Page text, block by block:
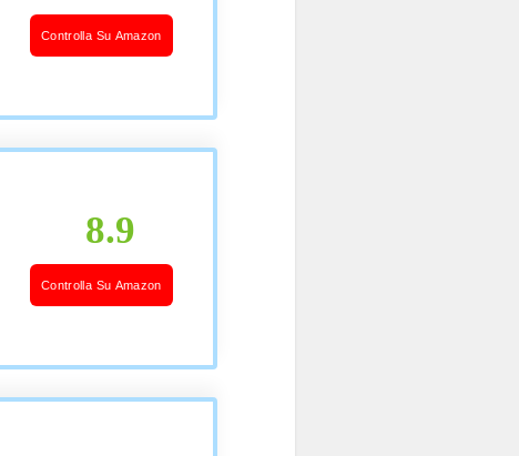
Controlla Su Amazon
8.9
Controlla Su Amazon